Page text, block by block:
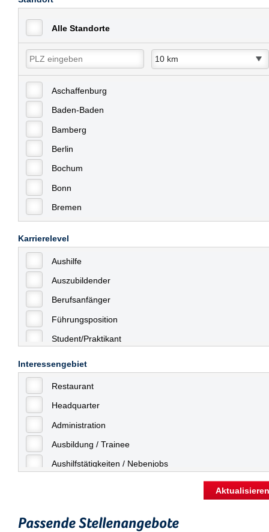
Alle Standorte
Aschaffenburg
Baden-Baden
Bamberg
Berlin
Bochum
Bonn
Bremen
Celle
Chemnitz
Dessau
Dresden
Düsseldorf
Erfurt
Essen
Frankfurt
Frankfurt am Main
Freiburg
Fulda
Göppingen
Hamburg
Karrierelevel
Aushilfe
Auszubildender
Berufsanfänger
Führungsposition
Student/Praktikant
Interessengebiet
Restaurant
Headquarter
Administration
Ausbildung / Trainee
Aushilfstätigkeiten / Nebenjobs
Sonstiges
Passende Stellenangebote